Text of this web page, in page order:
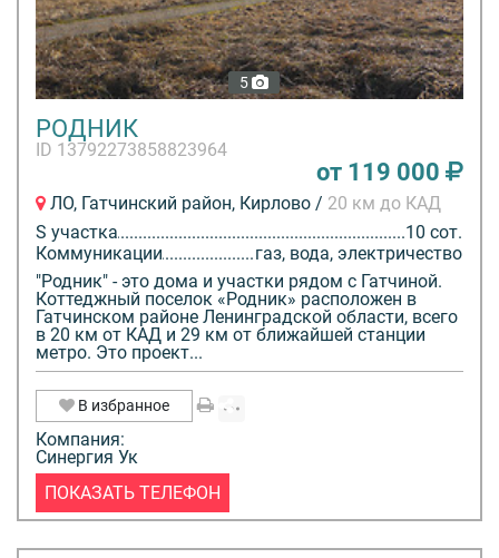
5
РОДНИК
ID 13792273858823964
от 119 000
ЛО, Гатчинский район, Кирлово / 20 км до КАД
S участка
10 сот.
Коммуникации
газ, вода, электричество
"Родник" - это дома и участки рядом с Гатчиной.
Коттеджный поселок «Родник» расположен в
Гатчинском районе Ленинградской области, всего
в 20 км от КАД и 29 км от ближайшей станции
метро. Это проект...
В избранное
Компания:
Синергия Ук
ПОКАЗАТЬ ТЕЛЕФОН